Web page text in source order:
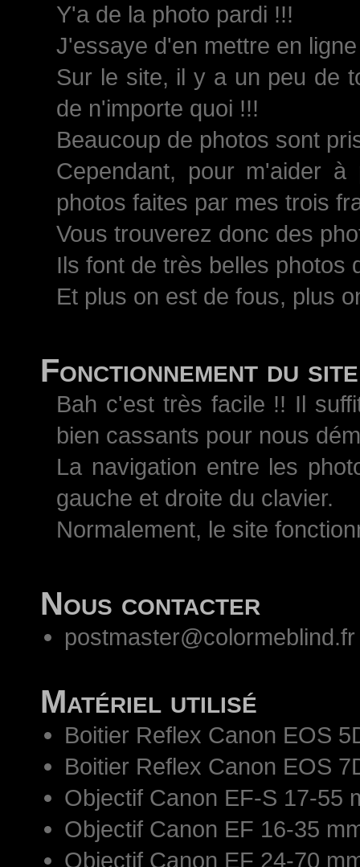
Y'a de la photo pardi !!!
J'essaye d'en mettre en
Sur le site, il y a un peu de
de n'importe quoi !!!
Beaucoup de photos sont
Cependant, pour m'aider
photos faites par mes trois
Vous trouverez donc des
Ils font de très belles photos
Et plus on est de fous, plus
Fonctionnement du site
Bah c'est très facile !! Il
bien cassants pour nous
La navigation entre les
gauche et droite du clavier.
Normalement, le site
Nous contacter
postmaster@colormeblind.fr
Matériel utilisé
Boitier Reflex Canon EOS
Boitier Reflex Canon EOS
Objectif Canon EF-S 17-55
Objectif Canon EF 16-35
Objectif Canon EF 24-70